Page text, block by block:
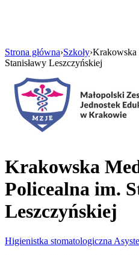
Strona główna›Szkoły›Krakowska
Stanisławy Leszczyńskiej
Krakowska
Policealna im.
Leszczyńskiej
Higienistka stomatologiczna